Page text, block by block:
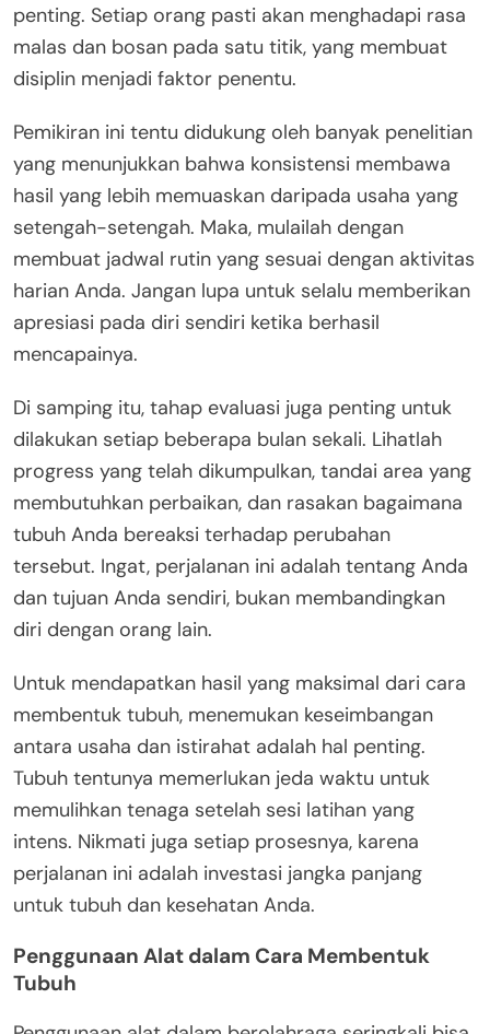
penting. Setiap orang pasti akan menghadapi rasa
malas dan bosan pada satu titik, yang membuat
disiplin menjadi faktor penentu.
Pemikiran ini tentu didukung oleh banyak penelitian
yang menunjukkan bahwa konsistensi membawa
hasil yang lebih memuaskan daripada usaha yang
setengah-setengah. Maka, mulailah dengan
membuat jadwal rutin yang sesuai dengan aktivitas
harian Anda. Jangan lupa untuk selalu memberikan
apresiasi pada diri sendiri ketika berhasil
mencapainya.
Di samping itu, tahap evaluasi juga penting untuk
dilakukan setiap beberapa bulan sekali. Lihatlah
progress yang telah dikumpulkan, tandai area yang
membutuhkan perbaikan, dan rasakan bagaimana
tubuh Anda bereaksi terhadap perubahan
tersebut. Ingat, perjalanan ini adalah tentang Anda
dan tujuan Anda sendiri, bukan membandingkan
diri dengan orang lain.
Untuk mendapatkan hasil yang maksimal dari cara
membentuk tubuh, menemukan keseimbangan
antara usaha dan istirahat adalah hal penting.
Tubuh tentunya memerlukan jeda waktu untuk
memulihkan tenaga setelah sesi latihan yang
intens. Nikmati juga setiap prosesnya, karena
perjalanan ini adalah investasi jangka panjang
untuk tubuh dan kesehatan Anda.
Penggunaan Alat dalam Cara Membentuk
Tubuh